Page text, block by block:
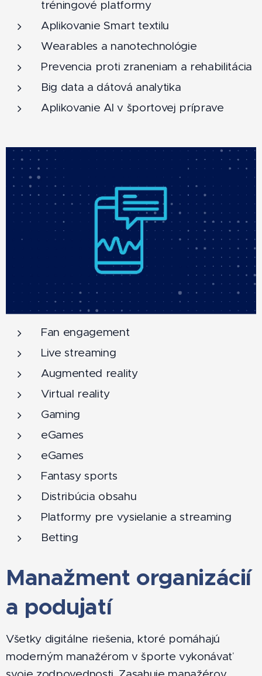
tréningové platformy
Aplikovanie Smart textilu
Wearables a nanotechnológie
Prevencia proti zraneniam a rehabilitácia
Big data a dátová analytika
Aplikovanie AI v športovej príprave
Fan engagement
Live streaming
Augmented reality
Virtual reality
Gaming
eGames
eGames
Fantasy sports
Distribúcia obsahu
Platformy pre vysielanie a streaming
Betting
Manažment organizácií
a podujatí
Všetky digitálne riešenia, ktoré pomáhajú
moderným manažérom v športe vykonávať